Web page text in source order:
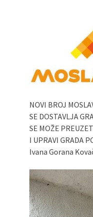
NOVI BROJ
SE DOSTAVLJA
SE MOŽE
I UPRAVI GRADA
Ivana Gorana